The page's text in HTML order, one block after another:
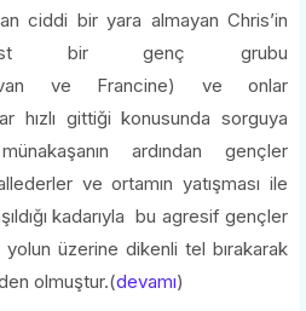
ciddi bir yara almayan Chris’in
bir genç grubu
ve Francine) ve onlar
hızlı gittiği konusunda sorguya
ardından gençler
ve ortamın yatışması ile
kadarıyla bu agresif gençler
üzerine dikenli tel bırakarak
olmuştur.(devamı)